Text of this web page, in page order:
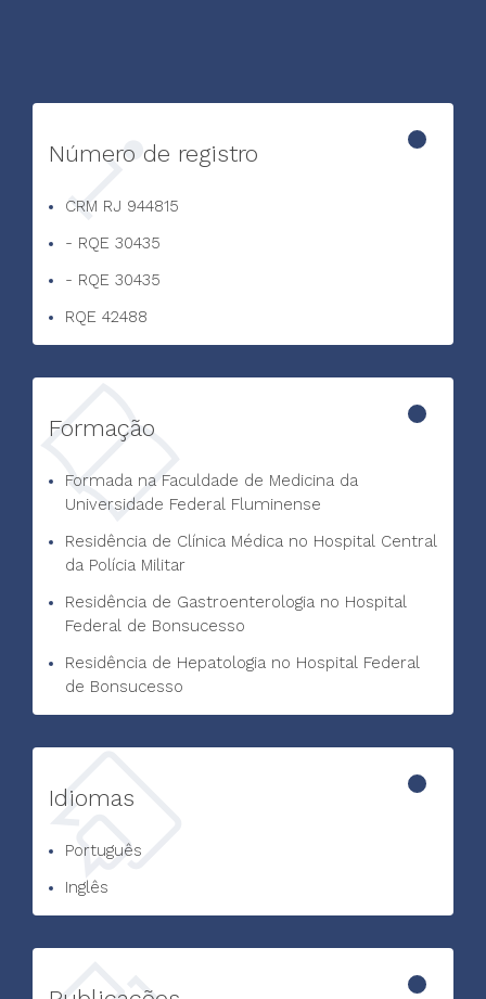
Número de registro
CRM RJ 944815
- RQE 30435
- RQE 30435
RQE 42488
Formação
Formada na Faculdade de Medicina da
Universidade Federal Fluminense
Residência de Clínica Médica no Hospital Central
da Polícia Militar
Residência de Gastroenterologia no Hospital
Federal de Bonsucesso
Residência de Hepatologia no Hospital Federal
de Bonsucesso
Idiomas
Português
Inglês